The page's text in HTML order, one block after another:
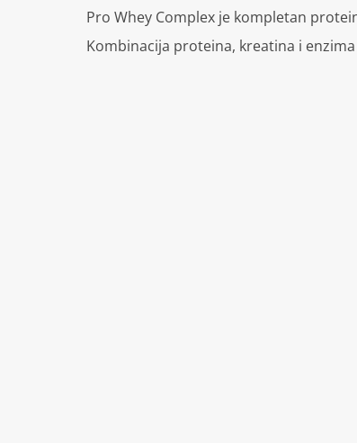
Pro Whey Complex je kompletan
Kombinacija proteina, kreatina i